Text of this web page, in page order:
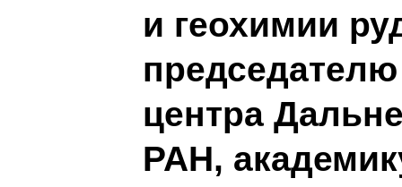
и геохимии
центра
РАН,